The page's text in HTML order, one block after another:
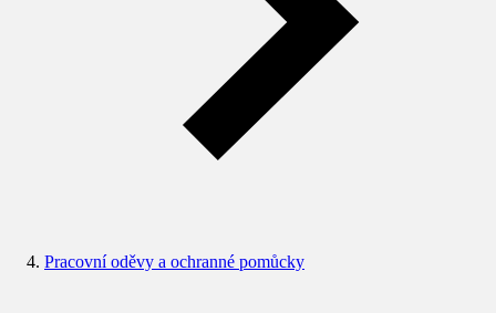
Pracovní oděvy a ochranné pomůcky